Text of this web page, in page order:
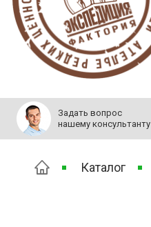
Задать вопрос
нашему консультанту
Каталог